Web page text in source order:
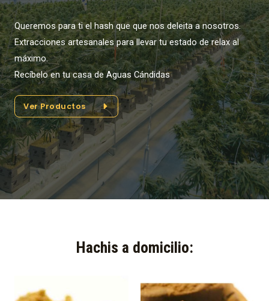
Queremos para ti el hash que que nos deleita a nosotros.
Extracciones artesanales para llevar tu estado de relax al
máximo.
Recíbelo en tu casa de Aguas Cándidas
Ver Productos
Hachis a domicilio:​